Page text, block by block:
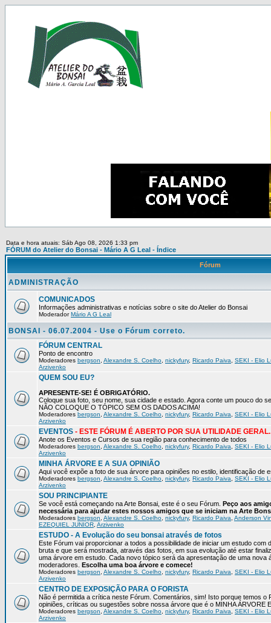
Data e hora atuais: Sáb Ago 08, 2026 1:33 pm
FÓRUM do Atelier do Bonsai - Mário A G Leal - Índice
Fórum
ADMINISTRAÇÃO
COMUNICADOS
Informações administrativas e notícias sobre o site do Atelier do Bonsai
ModeradorMário A G Leal
BONSAI - 06.07.2004 - Use o Fórum correto.
FÓRUM CENTRAL
Ponto de encontro
Moderadores bergson Alexandre S. Coelho nickyfury, Ricardo Paiva
SEKI - Elio
Arzivenko
QUEM SOU EU?
APRESENTE-SE! É OBRIGATÓRIO.
Coloque sua foto, seu nome, sua cidade e estado. Agora conte um pouco do
NÃO COLOQUE O TÓPICO SEM OS DADOS ACIMA!
Moderadores bergson Alexandre S. Coelho nickyfury, Ricardo Paiva
SEKI - Elio
Arzivenko
EVENTOS - ESTE FÓRUM É ABERTO POR SUA UTILIDADE GERAL.
Anote os Eventos e Cursos de sua região para conhecimento de todos
Moderadores bergson Alexandre S. Coelho nickyfury, Ricardo Paiva
SEKI - Elio
Arzivenko
MINHA ÁRVORE E A SUA OPINIÃO
Aqui você expõe a foto de sua árvore para opiniões no estilo, identificação de
Moderadores bergson Alexandre S. Coelho nickyfury, Ricardo Paiva
SEKI - Elio
Arzivenko
SOU PRINCIPIANTE
Se você está começando na Arte Bonsai, este é o seu Fórum. Peço aos
necessária para ajudar estes nossos amigos que se iniciam na Arte
Moderadores bergson Alexandre S. Coelho nickyfury, Ricardo Paiva Anderson
EZEQUIEL JUNIOR Arzivenko
ESTUDO - A Evolução do seu bonsai através de fotos
Este Fórum vai proporcionar a todos a possibilidade de iniciar um estudo com
bruta e que será mostrada, através das fotos, em sua evolução até estar
uma árvore em estudo. Cada novo tópico será da apresentação de uma
moderadores. Escolha uma boa árvore e comece!
Moderadores bergson Alexandre S. Coelho nickyfury, Ricardo Paiva
SEKI - Elio
Arzivenko
CENTRO DE EXPOSIÇÃO PARA O FORISTA
Não é permitida a crítica neste Fórum. Comentários, sim! Isto porque temos
opiniões, críticas ou sugestões sobre nossa árvore que é o MINHA ÁRVORE
Moderadores bergson Alexandre S. Coelho nickyfury, Ricardo Paiva
SEKI - Elio
Arzivenko